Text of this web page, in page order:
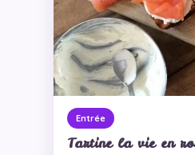
Entrée
Tartine la vie en